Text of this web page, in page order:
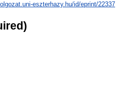
eszterhazy.hu/id/eprint/22337